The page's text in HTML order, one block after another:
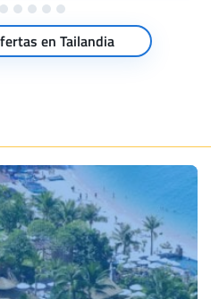
en Tailandia